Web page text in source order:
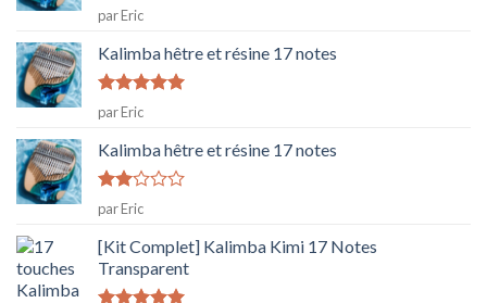
Note5
5
par Eric
Kalimba hêtre et résine 17 notes
Note5
5
par Eric
Kalimba hêtre et résine 17 notes
Note
2
sur
5
par Eric
[Kit Complet] Kalimba Kimi 17 Notes
Transparent